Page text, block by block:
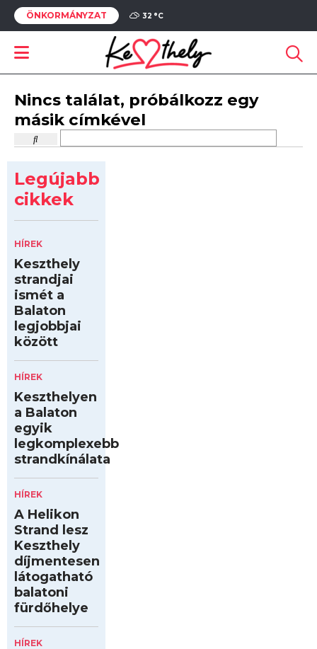
ÖNKORMÁNYZAT 32 °C
Nincs találat, próbálkozz egy
másik címkével
Legújabb
cikkek
HÍREK
Keszthely
strandjai
ismét a
Balaton
legjobbjai
között
HÍREK
Keszthelyen
a Balaton
egyik
legkomplexebb
strandkínálata
HÍREK
A Helikon
Strand lesz
Keszthely
díjmentesen
látogatható
balatoni
fürdőhelye
HÍREK